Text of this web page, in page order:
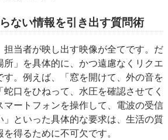
ない情報を引き出す質問術
担当者が映し出す映像が全てです。だ
」を具体的に、かつ遠慮なくリクエ
す。例えば、「窓を開けて、外の音を
口をひねって、水圧を確認させてく
マートフォンを操作して、電波の受信
」といった具体的な要求は、生活の質
得るために不可欠です。